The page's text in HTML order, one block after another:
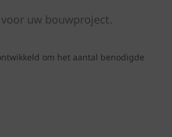
uw bouwproject.
om het aantal benodigde